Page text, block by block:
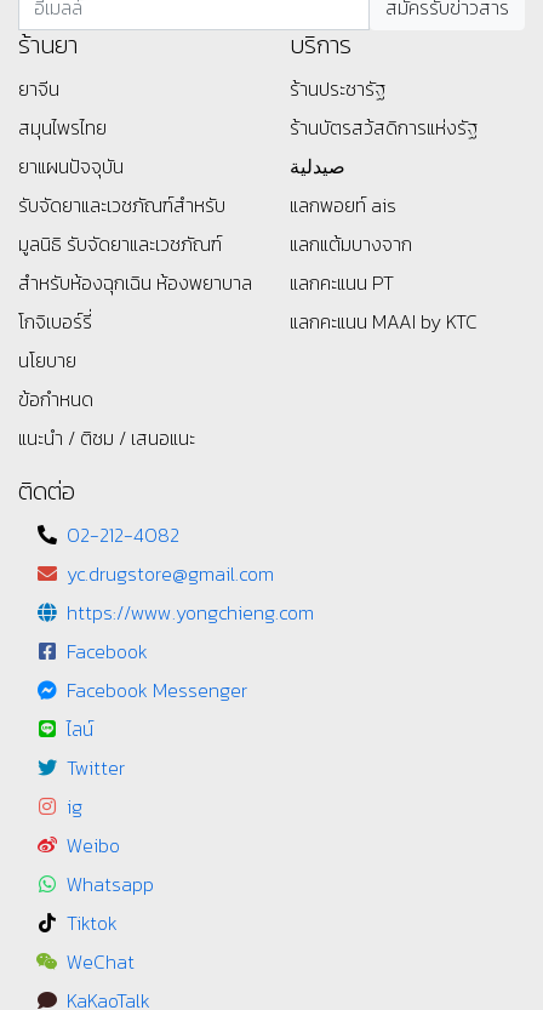
ร้านยา
ยาจีน
สมุนไพรไทย
ยาแผนปัจจุบัน
รับจัดยาและเวชภัณฑ์สำหรับ
มูลนิธิ รับจัดยาและเวชภัณฑ์
สำหรับห้องฉุกเฉิน ห้องพยาบาล
โกจิเบอร์รี่
นโยบาย
ข้อกำหนด
แนะนำ / ติชม / เสนอแนะ
บริการ
ร้านประชารัฐ
ร้านบัตรสว้สดิการแห่งรัฐ
صيدلية
แลกพอยท์ ais
แลกแต้มบางจาก
แลกคะแนน PT
แลกคะแนน MAAI by KTC
ติดต่อ
02-212-4082
yc.drugstore@gmail.com
https://www.yongchieng.com
Facebook
Facebook Messenger
ไลน์
Twitter
ig
Weibo
Whatsapp
Tiktok
WeChat
KaKaoTalk